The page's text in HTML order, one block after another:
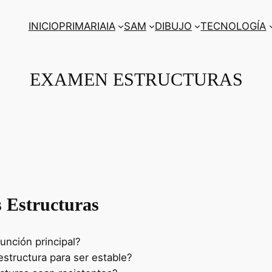
INICIOPRIMARIAIA SAM DIBUJO TECNOLOGÍA
EXAMEN ESTRUCTURAS
Estructuras
principal?
para ser estable?